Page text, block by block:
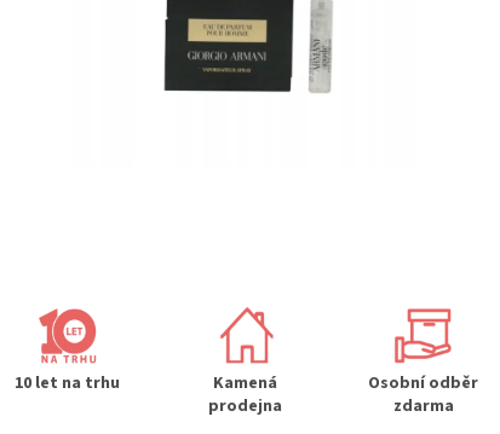
10 let na trhu
Kamená
prodejna
Osobní odběr
zdarma